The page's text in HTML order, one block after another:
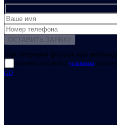
Для отправки формы вам
прочитал и согласен с условиями
GO